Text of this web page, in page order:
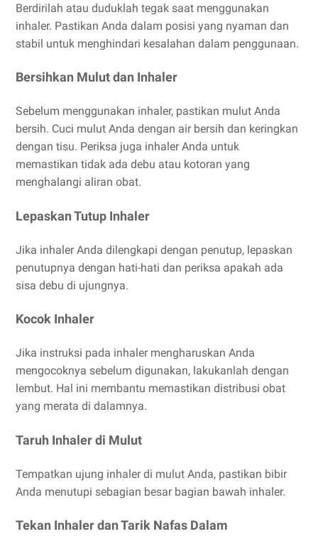
Berdirilah atau duduklah tegak saat menggunakan
inhaler. Pastikan Anda dalam posisi yang nyaman dan
stabil untuk menghindari kesalahan dalam penggunaan.
Bersihkan Mulut dan Inhaler
Sebelum menggunakan inhaler, pastikan mulut Anda
bersih. Cuci mulut Anda dengan air bersih dan keringkan
dengan tisu. Periksa juga inhaler Anda untuk
memastikan tidak ada debu atau kotoran yang
menghalangi aliran obat.
Lepaskan Tutup Inhaler
Jika inhaler Anda dilengkapi dengan penutup, lepaskan
penutupnya dengan hati-hati dan periksa apakah ada
sisa debu di ujungnya.
Kocok Inhaler
Jika instruksi pada inhaler mengharuskan Anda
mengocoknya sebelum digunakan, lakukanlah dengan
lembut. Hal ini membantu memastikan distribusi obat
yang merata di dalamnya.
Taruh Inhaler di Mulut
Tempatkan ujung inhaler di mulut Anda, pastikan bibir
Anda menutupi sebagian besar bagian bawah inhaler.
Tekan Inhaler dan Tarik Nafas Dalam